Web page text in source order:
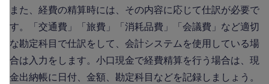
また、経費の精算時には、その内容に応じて仕訳が必要で
す。「交通費」「旅費」「消耗品費」「会議費」など適切
な勘定科目で仕訳をして、会計システムを使用している場
合は入力をします。小口現金で経費精算を行う場合は、現
金出納帳に日付、金額、勘定科目などを記録しましょう。